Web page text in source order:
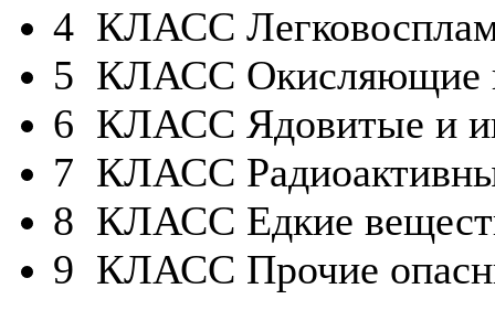
4 КЛАСС
5 КЛАСС Окисляющие
6 КЛАСС Ядовитые и
7 КЛАСС
8 КЛАСС Едкие
9 КЛАСС Прочие